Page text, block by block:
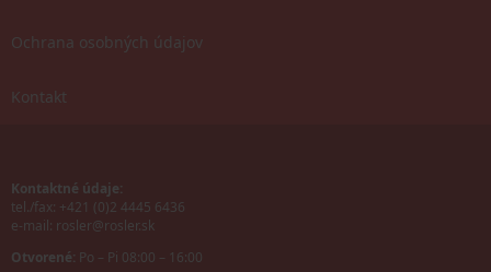
Ochrana osobných údajov
Kontakt
Kontaktné údaje:
tel./fax: +421 (0)2 4445 6436
e-mail: rosler@rosler.sk
Otvorené: Po – Pi 08:00 – 16:00